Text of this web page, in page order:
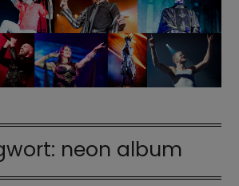
neon album